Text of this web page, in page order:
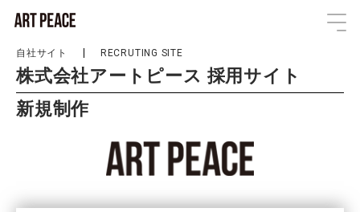
自社サイト RECRUTING SITE
株式会社アートピース 採用サイト
新規制作